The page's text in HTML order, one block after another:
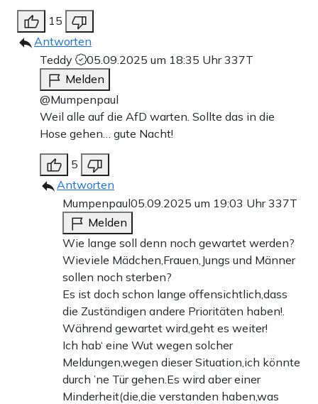
15
Antworten
Teddy
05.09.2025 um 18:35 Uhr337T
Melden
@Mumpenpaul
Weil alle auf die AfD warten. Sollte das in die
Hose gehen… gute Nacht!
5
Antworten
Mumpenpaul05.09.2025 um 19:03 Uhr337T
Melden
Wie lange soll denn noch gewartet werden?
Wieviele Mädchen,Frauen,Jungs und Männer
sollen noch sterben?
Es ist doch schon lange offensichtlich,dass
die Zuständigen andere Prioritäten haben!.
Während gewartet wird,geht es weiter!
Ich hab‘ eine Wut wegen solcher
Meldungen,wegen dieser Situation,ich könnte
durch ’ne Tür gehen.Es wird aber einer
Minderheit(die,die verstanden haben,was